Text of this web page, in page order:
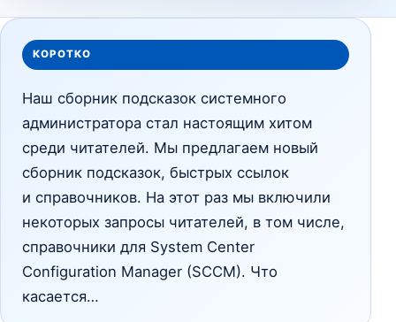
КОРОТКО
Наш сборник подсказок системного
администратора стал настоящим хитом
среди читателей. Мы предлагаем новый
сборник подсказок, быстрых ссылок
и справочников. На этот раз мы включили
некоторых запросы читателей, в том числе,
справочники для System Center
Configuration Manager (SCCM). Что
касается…